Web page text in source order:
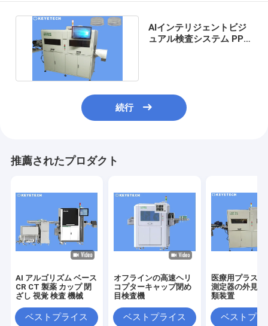
AIインテリジェントビジ
ュアル検査システム PP
続行
推薦されたプロダクト
AI アルゴリズム ベース
CR CT 製薬 カップ 閉
ざし 視覚 検査 機械
ベストプライス
オフラインの高速ヘリ
コプターキャップ閉め
目検査機
ベストプライス
医療用プラスチ
測定器の外見・
類装置
ベストプラ